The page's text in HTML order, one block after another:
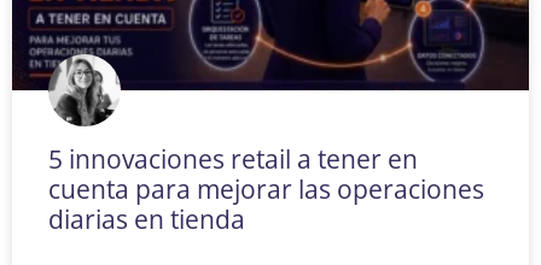
5 innovaciones retail a tener en
cuenta para mejorar las operaciones
diarias en tienda